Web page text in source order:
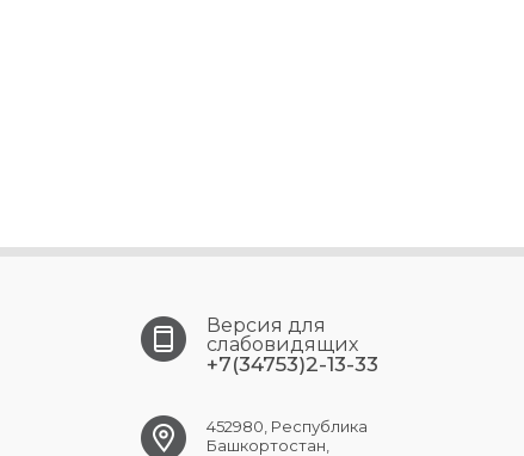
Версия для
слабовидящих
+7(34753)2-13-33
452980, Республика
Башкортостан,